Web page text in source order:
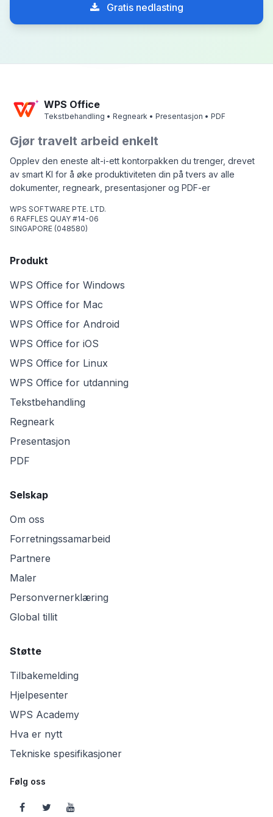
Gratis nedlasting
WPS Office
Tekstbehandling • Regneark • Presentasjon • PDF
Gjør travelt arbeid enkelt
Opplev den eneste alt-i-ett kontorpakken du trenger, drevet
av smart KI for å øke produktiviteten din på tvers av alle
dokumenter, regneark, presentasjoner og PDF-er
WPS SOFTWARE PTE. LTD.
6 RAFFLES QUAY #14-06
SINGAPORE (048580)
Produkt
WPS Office for Windows
WPS Office for Mac
WPS Office for Android
WPS Office for iOS
WPS Office for Linux
WPS Office for utdanning
Tekstbehandling
Regneark
Presentasjon
PDF
Selskap
Om oss
Forretningssamarbeid
Partnere
Maler
Personvernerklæring
Global tillit
Støtte
Tilbakemelding
Hjelpesenter
WPS Academy
Hva er nytt
Tekniske spesifikasjoner
Følg oss